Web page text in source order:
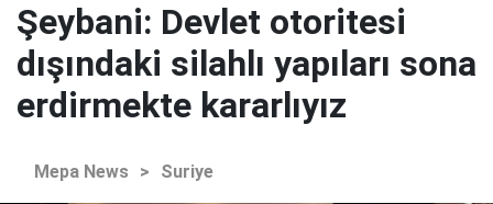
Şeybani: Devlet otoritesi
dışındaki silahlı yapıları sona
erdirmekte kararlıyız
Mepa News > Suriye